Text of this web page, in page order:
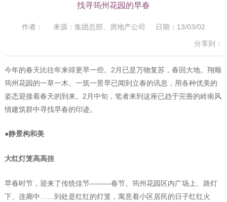
找寻筠州花园的早春
作者： 来源：集团总部、房地产公司 日期：13/03/02
分享到：
今年的春天比往年来得更早一些。2月已是万物复苏，春回大地。翔顺
筠州花园的一草一木、一筑一景早已闻到立春的讯息，用各种优美的
姿态迎接着春天的到来。2月中旬，笔者来到这座已趋于完善的岭南风
情建筑群中寻找早春的印迹。
●静景构和美
大红灯笼高高挂
早春时节，迎来了传统佳节———春节。筠州花园区内广场上、路灯
下、连廊中……到处是红红的灯笼，寓意着小区居民的日子红红火